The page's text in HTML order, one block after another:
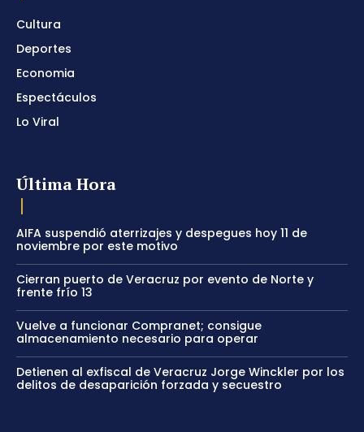
Cultura
Deportes
Economia
Espectáculos
Lo Viral
Última Hora
AIFA suspendió aterrizajes y despegues hoy 11 de
noviembre por este motivo
Cierran puerto de Veracruz por evento de Norte y
frente frío 13
Vuelve a funcionar Compranet; consigue
almacenamiento necesario para operar
Detienen al exfiscal de Veracruz Jorge Winckler por los
delitos de desaparición forzada y secuestro